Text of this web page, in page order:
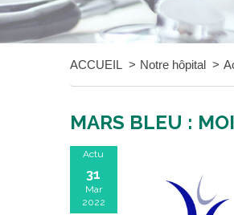
ACCUEIL Notre hôpital
MARS BLEU :
Actu
31
Mar
2022